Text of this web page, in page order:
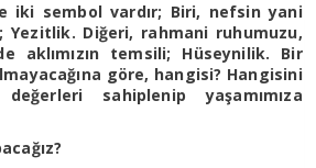
vardır; Biri, nefsin yani
Diğeri, rahmani ruhumuzu,
aklımızın temsili; Hüseynilik. Bir
göre, hangisi? Hangisini
sahiplenip yaşamımıza